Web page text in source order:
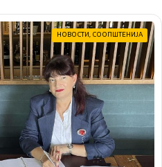
НОВОСТИ, СООПШТЕНИЈА